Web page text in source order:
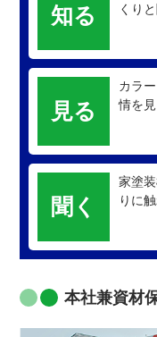
知る
くり
見る
カラ
情を
聞く
家塗
りに
本社兼資材